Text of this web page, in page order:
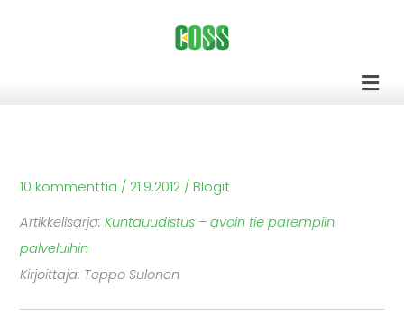
10 kommenttia / 21.9.2012 / Blogit
Artikkelisarja:Kuntauudistus – avoin tie parempiin
palveluihin
Kirjoittaja: Teppo Sulonen